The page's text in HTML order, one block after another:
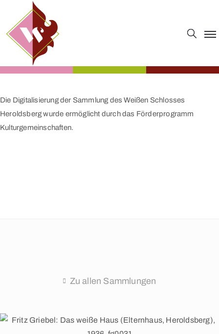
Die Digitalisierung der Sammlung des Weißen Schlosses
Heroldsberg wurde ermöglicht durch das Förderprogramm
Kulturgemeinschaften.
Zu allen Sammlungen